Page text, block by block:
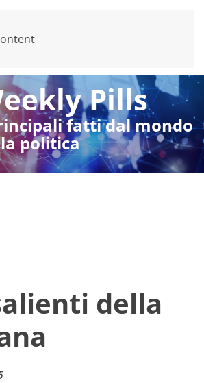
Pills
fatti dal mondo
politica
della